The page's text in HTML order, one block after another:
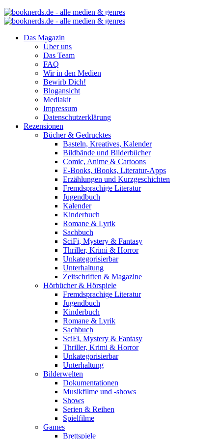
Das Magazin
Über uns
Das Team
FAQ
Wir in den Medien
Bewirb Dich!
Blogansicht
Mediakit
Impressum
Datenschutzerklärung
Rezensionen
Bücher & Gedrucktes
Basteln, Kreatives, Kalender
Bildbände und Bilderbücher
Comic, Anime & Cartoons
E-Books, iBooks, Literatur-Apps
Erzählungen und Kurzgeschichten
Fremdsprachige Literatur
Jugendbuch
Kalender
Kinderbuch
Romane & Lyrik
Sachbuch
SciFi, Mystery & Fantasy
Thriller, Krimi & Horror
Unkategorisierbar
Unterhaltung
Zeitschriften & Magazine
Hörbücher & Hörspiele
Fremdsprachige Literatur
Jugendbuch
Kinderbuch
Romane & Lyrik
Sachbuch
SciFi, Mystery & Fantasy
Thriller, Krimi & Horror
Unkategorisierbar
Unterhaltung
Bilderwelten
Dokumentationen
Musikfilme und -shows
Shows
Serien & Reihen
Spielfilme
Games
Brettspiele